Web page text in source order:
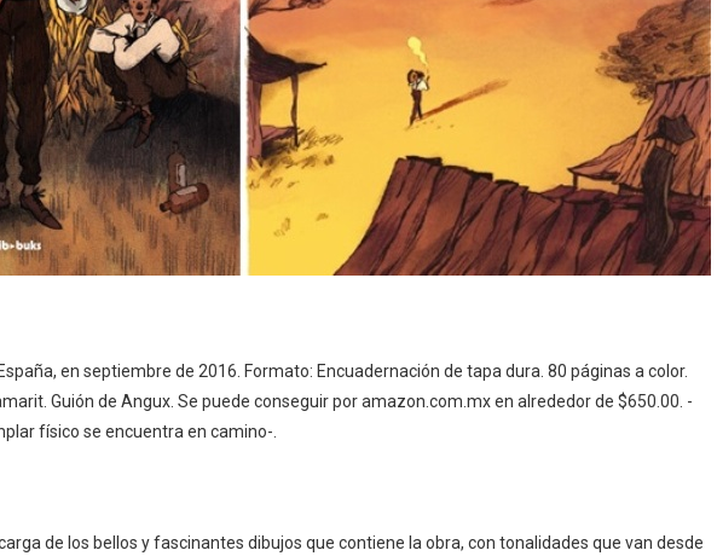
en septiembre de 2016. Formato: Encuadernación de tapa dura. 80 páginas a color.
Guión de Angux. Se puede conseguir por amazon.com.mx en alrededor de $650.00. -
físico se encuentra en camino-.
de los bellos y fascinantes dibujos que contiene la obra, con tonalidades que van desde